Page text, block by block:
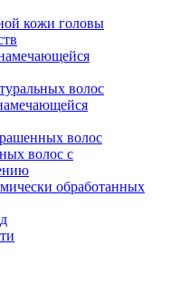
кожи головы
волос
волос
волос с
обработанных